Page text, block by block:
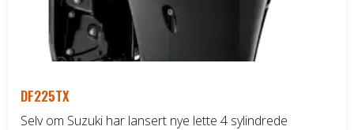
DF225TX
Selv om Suzuki har lansert nye lette 4 sylindrede